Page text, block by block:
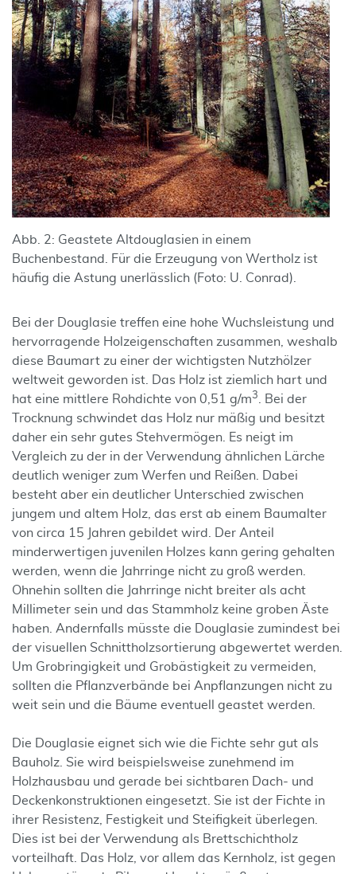
Abb. 2: Geastete Altdouglasien in einem
Buchenbestand. Für die Erzeugung von Wertholz ist
häufig die Astung unerlässlich (Foto: U. Conrad).
Bei der Douglasie treffen eine hohe Wuchsleistung und
hervorragende Holzeigenschaften zusammen, weshalb
diese Baumart zu einer der wichtigsten Nutzhölzer
weltweit geworden ist. Das Holz ist ziemlich hart und
hat eine mittlere Rohdichte von 0,51 g/m3
. Bei der
Trocknung schwindet das Holz nur mäßig und besitzt
daher ein sehr gutes Stehvermögen. Es neigt im
Vergleich zu der in der Verwendung ähnlichen Lärche
deutlich weniger zum Werfen und Reißen. Dabei
besteht aber ein deutlicher Unterschied zwischen
jungem und altem Holz, das erst ab einem Baumalter
von circa 15 Jahren gebildet wird. Der Anteil
minderwertigen juvenilen Holzes kann gering gehalten
werden, wenn die Jahrringe nicht zu groß werden.
Ohnehin sollten die Jahrringe nicht breiter als acht
Millimeter sein und das Stammholz keine groben Äste
haben. Andernfalls müsste die Douglasie zumindest bei
der visuellen Schnittholzsortierung abgewertet werden.
Um Grobringigkeit und Grobästigkeit zu vermeiden,
sollten die Pflanzverbände bei Anpflanzungen nicht zu
weit sein und die Bäume eventuell geastet werden.
Die Douglasie eignet sich wie die Fichte sehr gut als
Bauholz. Sie wird beispielsweise zunehmend im
Holzhausbau und gerade bei sichtbaren Dach- und
Deckenkonstruktionen eingesetzt. Sie ist der Fichte in
ihrer Resistenz, Festigkeit und Steifigkeit überlegen.
Dies ist bei der Verwendung als Brettschichtholz
vorteilhaft. Das Holz, vor allem das Kernholz, ist gegen